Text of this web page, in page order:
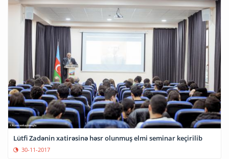
Lütfi Zadənin xatirəsinə həsr olunmuş elmi seminar keçirilib
30-11-2017